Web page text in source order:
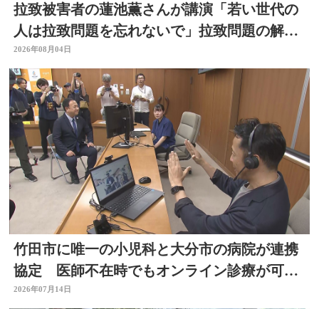
拉致被害者の蓮池薫さんが講演「若い世代の
人は拉致問題を忘れないで」拉致問題の解決
訴える
2026年08月04日
竹田市に唯一の小児科と大分市の病院が連携
協定 医師不在時でもオンライン診療が可能
に
2026年07月14日